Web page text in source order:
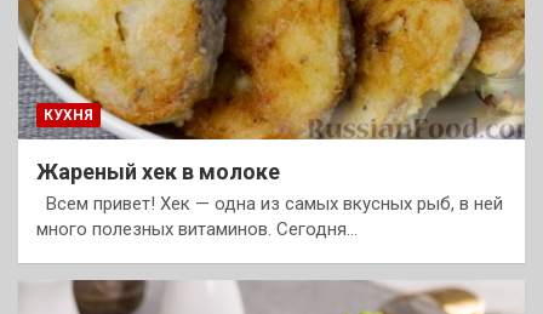
КУХНЯ
Жареный хек в молоке
Всем привет! Хек — одна из самых вкусных рыб, в ней
много полезных витаминов. Сегодня…